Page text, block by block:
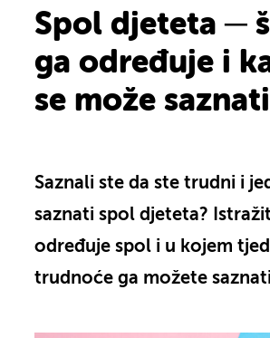
Spol djeteta ─
ga određuje i
se može
Saznali ste da ste trudni i
saznati spol djeteta?
određuje spol i u kojem
trudnoće ga možete